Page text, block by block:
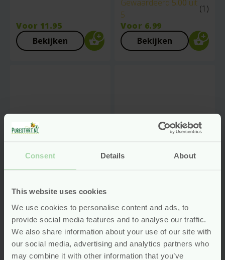
Consent Details About
This website uses cookies
We use cookies to personalise content and ads, to
provide social media features and to analyse our traffic.
We also share information about your use of our site with
our social media, advertising and analytics partners who
may combine it with other information that you’ve
Voor 11.95
Bekijken
Gewaardeerd 5.00 uit
5
(1)
Voor 6.99
Bekijken
Moedermelk
Bewaarzakjes – 20
stuks x 180 ml –
Elanee
Elanee Wasbare
Zoogkompressen
Zijde-Wol